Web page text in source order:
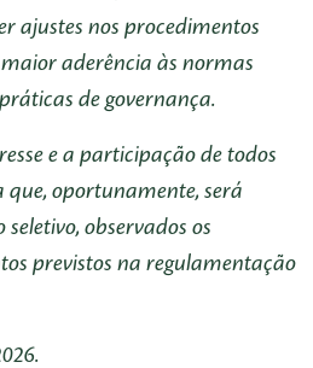
ajustes nos procedimentos
aderência às normas
de governança.
e a participação de todos
oportunamente, será
observados os
previstos na regulamentação